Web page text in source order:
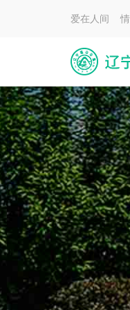
爱在人间